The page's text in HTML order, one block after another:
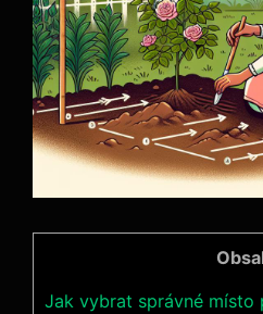
Jak vybrat správné ⁤místo